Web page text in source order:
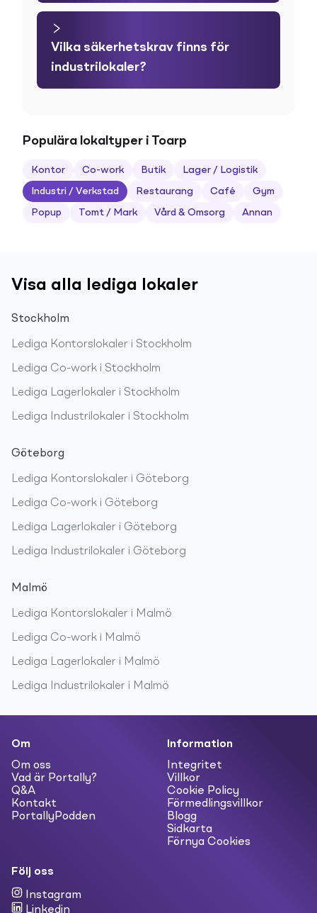
Vilka säkerhetskrav finns för
industrilokaler?
Populära lokaltyper i Toarp
Kontor Co-work Butik Lager / Logistik
Industri / Verkstad Restaurang Café Gym
Popup Tomt / Mark Vård & Omsorg Annan
Visa alla lediga lokaler
Stockholm
Lediga Kontorslokaler i Stockholm
Lediga Co-work i Stockholm
Lediga Lagerlokaler i Stockholm
Lediga Industrilokaler i Stockholm
Göteborg
Lediga Kontorslokaler i Göteborg
Lediga Co-work i Göteborg
Lediga Lagerlokaler i Göteborg
Lediga Industrilokaler i Göteborg
Malmö
Lediga Kontorslokaler i Malmö
Lediga Co-work i Malmö
Lediga Lagerlokaler i Malmö
Lediga Industrilokaler i Malmö
Om
Om oss
Vad är Portally?
Q&A
Kontakt
PortallyPodden
Information
Integritet
Villkor
Cookie Policy
Förmedlingsvillkor
Blogg
Sidkarta
Förnya Cookies
Följ oss
Instagram
Linkedin